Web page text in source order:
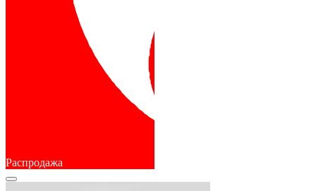
Распродажа